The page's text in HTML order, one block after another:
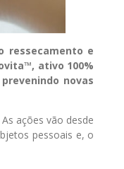
ressecamento e
ativo 100%
novas
ações vão desde
pessoais e, o